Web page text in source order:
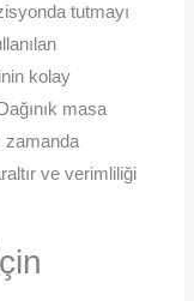
tutmayı
kolay
masa
zamanda
ve verimliliği